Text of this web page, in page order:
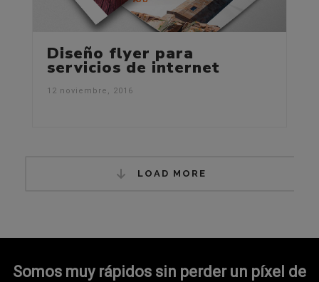
Diseño flyer para
servicios de internet
12 noviembre, 2016
LOAD MORE
Somos muy rápidos sin perder un píxel de